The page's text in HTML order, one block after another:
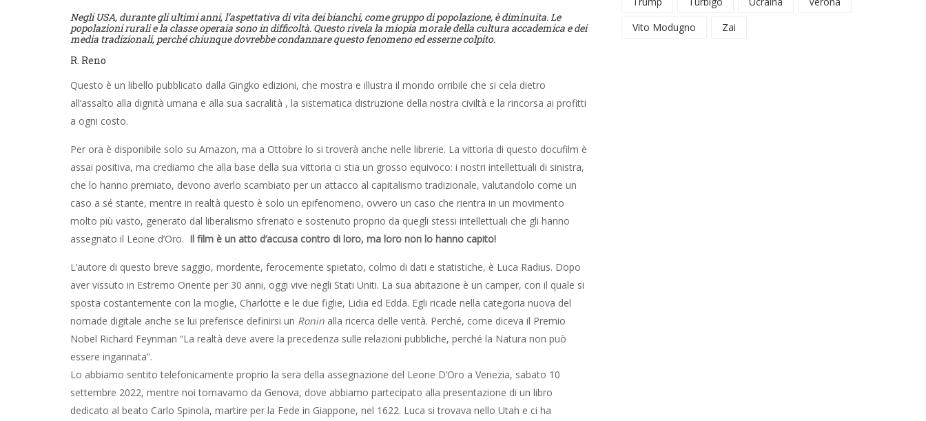
Negli USA, durante gli ultimi anni, l’aspettativa di vita dei bianchi, come gruppo di popolazione, è diminuita. Le
popolazioni rurali e la classe operaia sono in difficoltà. Questo rivela la miopia morale della cultura accademica e dei
media tradizionali, perché chiunque dovrebbe condannare questo fenomeno ed esserne colpito.
R. Reno
Questo è un libello pubblicato dalla Gingko edizioni, che mostra e illustra il mondo orribile che si cela dietro
all’assalto alla dignità umana e alla sua sacralità , la sistematica distruzione della nostra civiltà e la rincorsa ai profitti
a ogni costo.
Per ora è disponibile solo su Amazon, ma a Ottobre lo si troverà anche nelle librerie. La vittoria di questo docufilm è
assai positiva, ma crediamo che alla base della sua vittoria ci stia un grosso equivoco: i nostri intellettuali di sinistra,
che lo hanno premiato, devono averlo scambiato per un attacco al capitalismo tradizionale, valutandolo come un
caso a sé stante, mentre in realtà questo è solo un epifenomeno, ovvero un caso che rientra in un movimento
molto più vasto, generato dal liberalismo sfrenato e sostenuto proprio da quegli stessi intellettuali che gli hanno
assegnato il Leone d’Oro. Il film è un atto d’accusa contro di loro, ma loro non lo hanno capito!
L’autore di questo breve saggio, mordente, ferocemente spietato, colmo di dati e statistiche, è Luca Radius. Dopo
aver vissuto in Estremo Oriente per 30 anni, oggi vive negli Stati Uniti. La sua abitazione è un camper, con il quale si
sposta costantemente con la moglie, Charlotte e le due figlie, Lidia ed Edda. Egli ricade nella categoria nuova del
nomade digitale anche se lui preferisce definirsi un Ronin alla ricerca delle verità. Perché, come diceva il Premio
Nobel Richard Feynman “La realtà deve avere la precedenza sulle relazioni pubbliche, perché la Natura non può
essere ingannata”.
Lo abbiamo sentito telefonicamente proprio la sera della assegnazione del Leone D’Oro a Venezia, sabato 10
settembre 2022, mentre noi tornavamo da Genova, dove abbiamo partecipato alla presentazione di un libro
dedicato al beato Carlo Spinola, martire per la Fede in Giappone, nel 1622. Luca si trovava nello Utah e ci ha
Vito Modugno
Zai